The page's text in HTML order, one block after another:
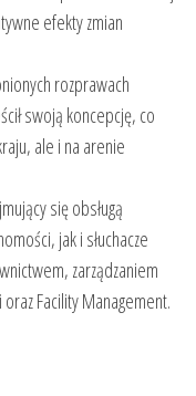
efekty zmian
rozprawach
swoją koncepcję, co
ale i na arenie
się obsługą
jak i słuchacze
zarządzaniem
Facility Management.